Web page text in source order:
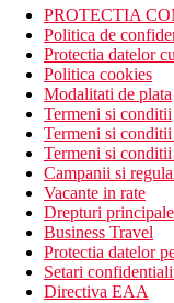
PROTECTIA
Politica de
Protectia datelor
Politica cookies
Modalitati de plata
Termeni si conditii
Termeni si
Termeni si
Campanii si
Vacante in rate
Drepturi
Business Travel
Protectia datelor
Setari
Directiva EAA